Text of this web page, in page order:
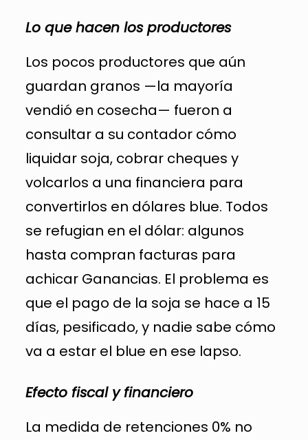
Lo que hacen los productores
Los pocos productores que aún
guardan granos —la mayoría
vendió en cosecha— fueron a
consultar a su contador cómo
liquidar soja, cobrar cheques y
volcarlos a una financiera para
convertirlos en dólares blue. Todos
se refugian en el dólar: algunos
hasta compran facturas para
achicar Ganancias. El problema es
que el pago de la soja se hace a 15
días, pesificado, y nadie sabe cómo
va a estar el blue en ese lapso.
Efecto fiscal y financiero
La medida de retenciones 0% no